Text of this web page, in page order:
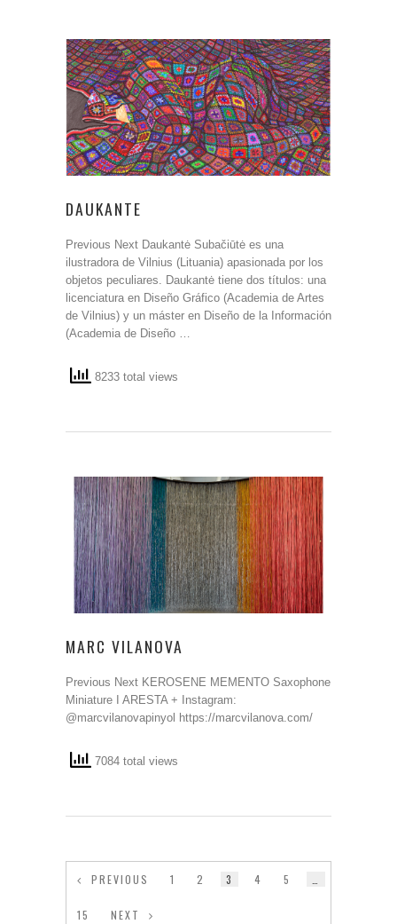
DAUKANTE
Previous Next Daukantė Subačiūtė es una
ilustradora de Vilnius (Lituania) apasionada por los
objetos peculiares. Daukantė tiene dos títulos: una
licenciatura en Diseño Gráfico (Academia de Artes
de Vilnius) y un máster en Diseño de la Información
(Academia de Diseño …
8233 total views
MARC VILANOVA
Previous Next KEROSENE MEMENTO Saxophone
Miniature I ARESTA + Instagram:
@marcvilanovapinyol https://marcvilanova.com/
7084 total views
PREVIOUS 1 2 3 4 5
15 NEXT